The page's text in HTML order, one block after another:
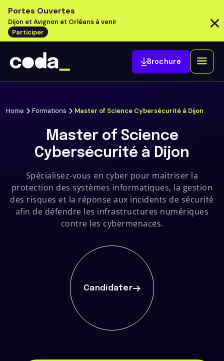
Portes Ouvertes
Dijon et Avignon et Orléans à venir
Participer
Brochure
Home Formations Master of Science Cybersécurité à Dijon
Master of Science
Cybersécurité à Dijon
Spécialisez-vous en cyber pour maitriser la
protection des systèmes informatiques, la gestion
des risques et la réponse aux incidents de sécurité
afin de défendre les infrastructures numériques
contre les cybermenaces.
Candidater